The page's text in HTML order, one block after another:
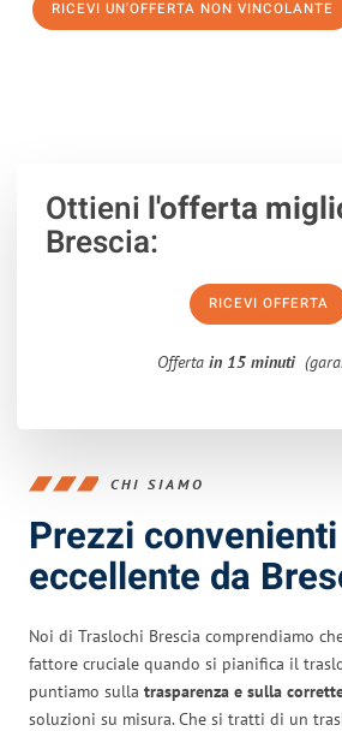
RICEVI UN'OFFERTA NON VINCOLANTE
Ottieni l'offerta
Brescia:
RICEVI OFFERTA
Offerta in 15 minuti
CHI SIAMO
Prezzi
eccellente da
Noi di Traslochi Brescia comprendiamo
fattore cruciale quando si pianifica il
puntiamo sulla trasparenza e sulla
soluzioni su misura. Che si tratti di un